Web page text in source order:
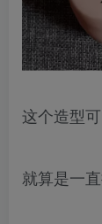
这个造型
就算是一